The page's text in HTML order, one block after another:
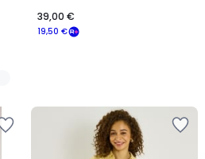
19,50 €
39,00 €